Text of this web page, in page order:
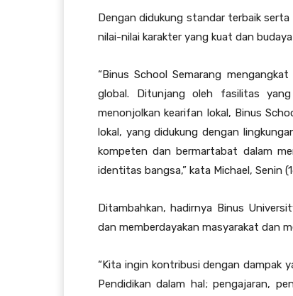
Dengan didukung standar terbaik
nilai-nilai karakter yang kuat dan
“Binus School Semarang
global. Ditunjang oleh fasilitas
menonjolkan kearifan lokal, Binus
lokal, yang didukung dengan
kompeten dan bermartabat dalam
identitas bangsa,” kata Michael, Senin
Ditambahkan, hadirnya Binus
dan memberdayakan masyarakat dan
“Kita ingin kontribusi dengan dampak
Pendidikan dalam hal; pengajaran,